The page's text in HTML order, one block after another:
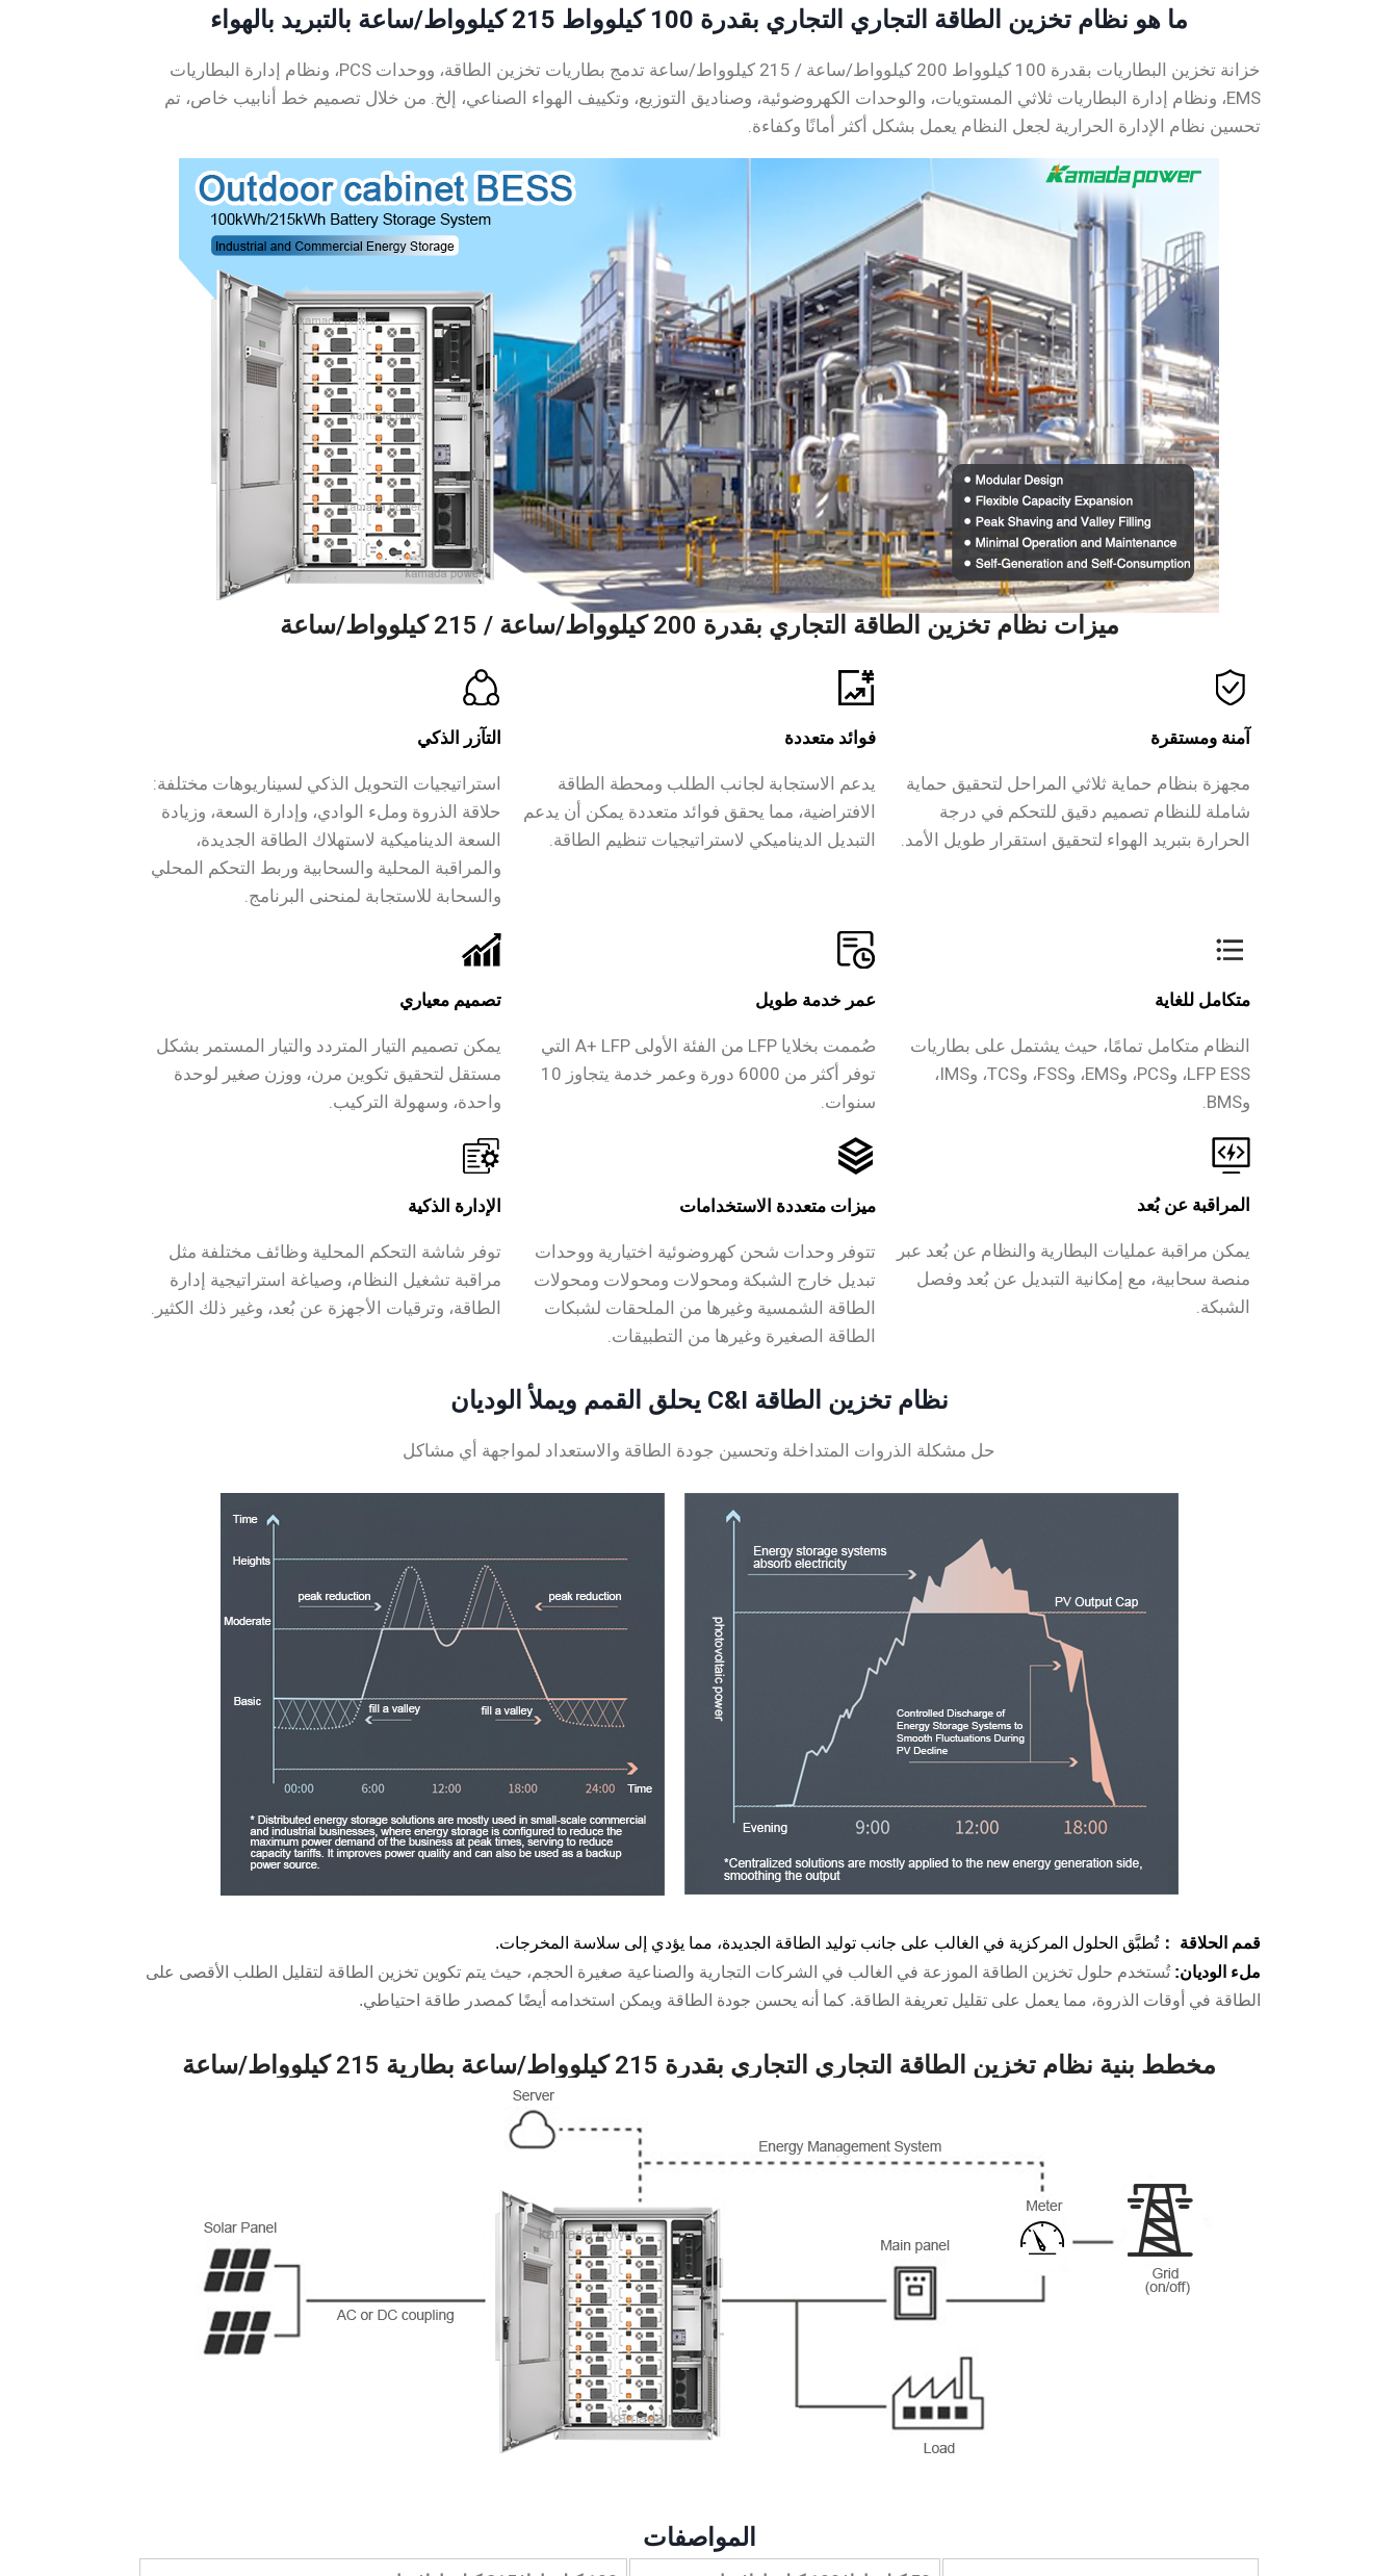
ما هو نظام تخزين الطاقة التجاري التجاري بقدرة 100 كيلوواط 215 كيلوواط/ساعة بالتبريد بالهواء
خزانة تخزين البطاريات بقدرة 100 كيلوواط 200 كيلوواط/ساعة / 215 كيلوواط/ساعة تدمج بطاريات تخزين الطاقة، ووحدات PCS، ونظام إدارة البطاريات
EMS، ونظام إدارة البطاريات ثلاثي المستويات، والوحدات الكهروضوئية، وصناديق التوزيع، وتكييف الهواء الصناعي، إلخ. من خلال تصميم خط أنابيب خاص، تم
تحسين نظام الإدارة الحرارية لجعل النظام يعمل بشكل أكثر أمانًا وكفاءة.
ميزات نظام تخزين الطاقة التجاري بقدرة 200 كيلوواط/ساعة / 215 كيلوواط/ساعة
آمنة ومستقرة
مجهزة بنظام حماية ثلاثي المراحل لتحقيق حماية
شاملة للنظام تصميم دقيق للتحكم في درجة
الحرارة بتبريد الهواء لتحقيق استقرار طويل الأمد.
فوائد متعددة
يدعم الاستجابة لجانب الطلب ومحطة الطاقة
الافتراضية، مما يحقق فوائد متعددة يمكن أن يدعم
التبديل الديناميكي لاستراتيجيات تنظيم الطاقة.
التآزر الذكي
استراتيجيات التحويل الذكي لسيناريوهات مختلفة:
حلاقة الذروة وملء الوادي، وإدارة السعة، وزيادة
السعة الديناميكية لاستهلاك الطاقة الجديدة،
والمراقبة المحلية والسحابية وربط التحكم المحلي
والسحابة للاستجابة لمنحنى البرنامج.
متكامل للغاية
النظام متكامل تمامًا، حيث يشتمل على بطاريات
LFP ESS، وPCS، وEMS، وFSS، وTCS، وIMS،
وBMS.
عمر خدمة طويل
صُممت بخلايا LFP من الفئة الأولى A+ LFP التي
توفر أكثر من 6000 دورة وعمر خدمة يتجاوز 10
سنوات.
تصميم معياري
يمكن تصميم التيار المتردد والتيار المستمر بشكل
مستقل لتحقيق تكوين مرن، ووزن صغير لوحدة
واحدة، وسهولة التركيب.
المراقبة عن بُعد
يمكن مراقبة عمليات البطارية والنظام عن بُعد عبر
منصة سحابية، مع إمكانية التبديل عن بُعد وفصل
الشبكة.
ميزات متعددة الاستخدامات
تتوفر وحدات شحن كهروضوئية اختيارية ووحدات
تبديل خارج الشبكة ومحولات ومحولات ومحولات
الطاقة الشمسية وغيرها من الملحقات لشبكات
الطاقة الصغيرة وغيرها من التطبيقات.
الإدارة الذكية
توفر شاشة التحكم المحلية وظائف مختلفة مثل
مراقبة تشغيل النظام، وصياغة استراتيجية إدارة
الطاقة، وترقيات الأجهزة عن بُعد، وغير ذلك الكثير.
نظام تخزين الطاقة C&I يحلق القمم ويملأ الوديان
حل مشكلة الذروات المتداخلة وتحسين جودة الطاقة والاستعداد لمواجهة أي مشاكل
قمم الحلاقة ：تُطبَّق الحلول المركزية في الغالب على جانب توليد الطاقة الجديدة، مما يؤدي إلى سلاسة المخرجات.
ملء الوديان:تُستخدم حلول تخزين الطاقة الموزعة في الغالب في الشركات التجارية والصناعية صغيرة الحجم، حيث يتم تكوين تخزين الطاقة لتقليل الطلب الأقصى على
الطاقة في أوقات الذروة، مما يعمل على تقليل تعريفة الطاقة. كما أنه يحسن جودة الطاقة ويمكن استخدامه أيضًا كمصدر طاقة احتياطي.
مخطط بنية نظام تخزين الطاقة التجاري التجاري بقدرة 215 كيلوواط/ساعة بطارية 215 كيلوواط/ساعة
المواصفات